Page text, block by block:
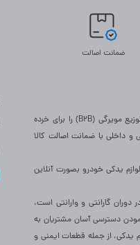
ضمانت اصالت
ایران یدک، بزرگترین سامانه پخش لوازم یدکی خودرو است که بصورت آنلاین توزیع مویرگی (B2B) را برای خرده
و داخلی با ضمانت اصالت کالا
یدکی خودرو بصورت آنلاین
گارانتی و وارانتی است،
دسترسی آسان مشتریان به
یدکی، از جمله قطعات ایمنی و